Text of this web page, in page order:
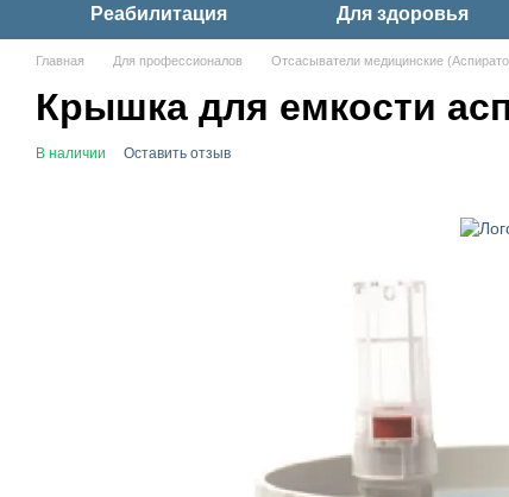
Реабилитация Для здоровья
Главная Для профессионалов Отсасыватели медицинские
Крышка для емкости
В наличии Оставить отзыв